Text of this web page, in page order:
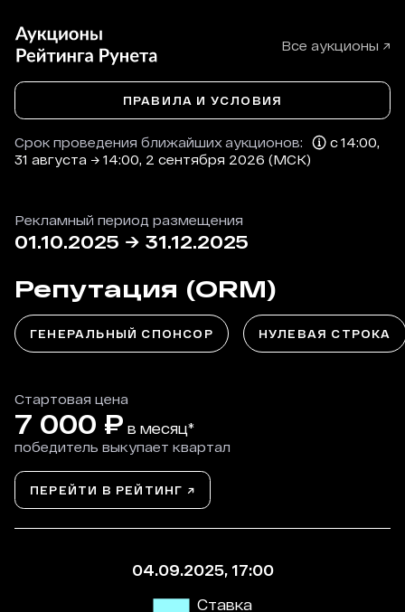
Все аукционы ↗
Срок проведения ближайших аукционов:
с 14:00,
31 августа → 14:00, 2 сентября 2026 (МСК)
ПРАВИЛА И УСЛОВИЯ
Рекламный период размещения
01.10.2025 → 31.12.2025
Репутация (ORM)
ГЕНЕРАЛЬНЫЙ СПОНСОР НУЛЕВАЯ СТРОКА
Стартовая цена
7 000 ₽ в месяц*
победитель выкупает квартал
ПЕРЕЙТИ В РЕЙТИНГ ↗